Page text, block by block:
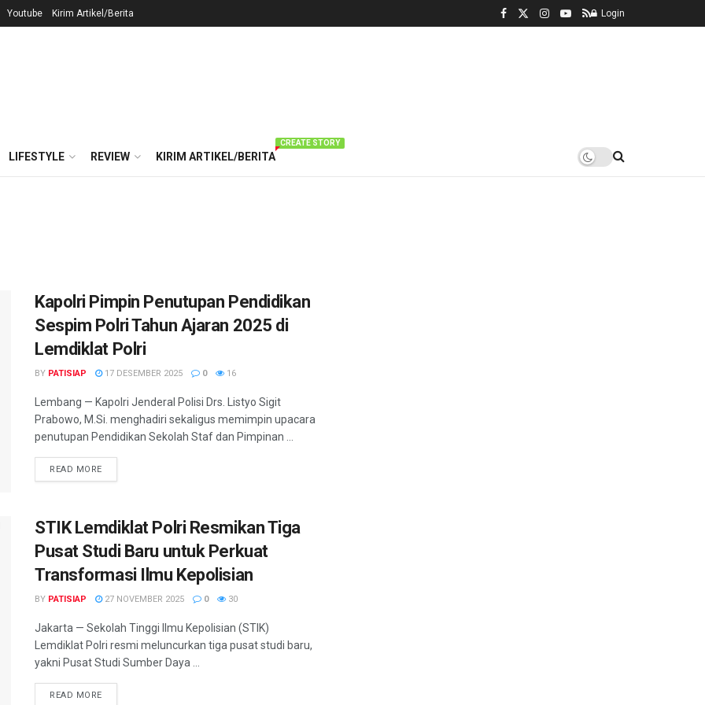
Youtube Kirim Artikel/Berita Login
LIFESTYLE REVIEW KIRIM ARTIKEL/BERITA
CREATE STORY
Kapolri Pimpin Penutupan Pendidikan
Sespim Polri Tahun Ajaran 2025 di
Lemdiklat Polri
BY PATISIAP 17 DESEMBER 2025 0 16
Lembang — Kapolri Jenderal Polisi Drs. Listyo Sigit
Prabowo, M.Si. menghadiri sekaligus memimpin upacara
penutupan Pendidikan Sekolah Staf dan Pimpinan ...
READ MOREDETAILS
STIK Lemdiklat Polri Resmikan Tiga
Pusat Studi Baru untuk Perkuat
Transformasi Ilmu Kepolisian
BY PATISIAP 27 NOVEMBER 2025 0 30
Jakarta — Sekolah Tinggi Ilmu Kepolisian (STIK)
Lemdiklat Polri resmi meluncurkan tiga pusat studi baru,
yakni Pusat Studi Sumber Daya ...
READ MOREDETAILS